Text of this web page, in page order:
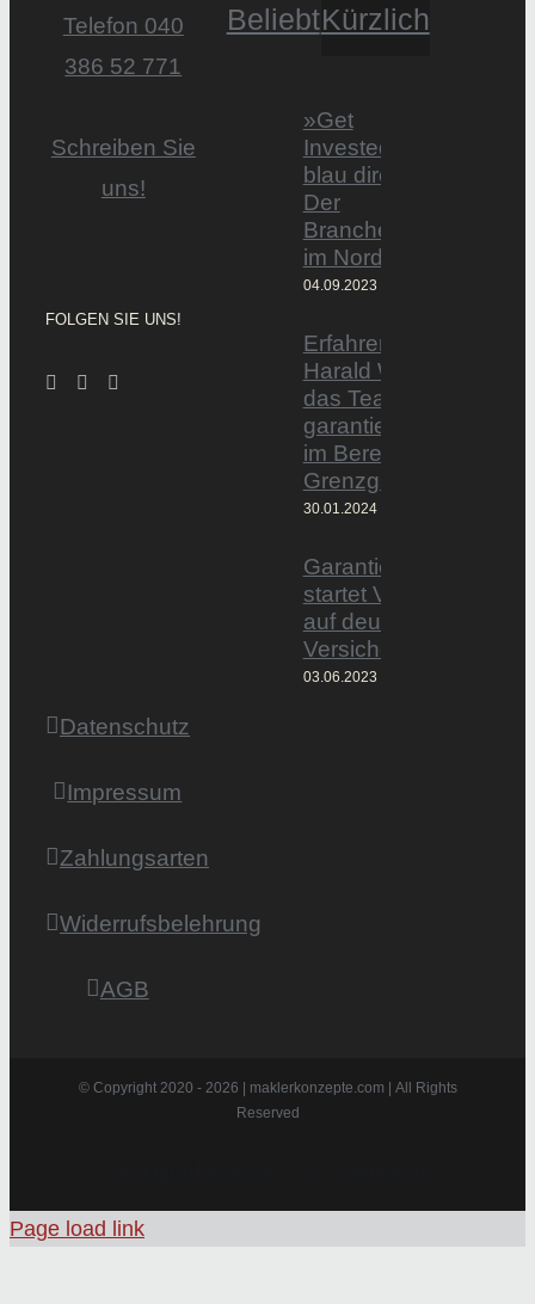
Telefon 040
386 52 771
Schreiben Sie
uns!
FOLGEN SIE UNS!
BeliebtKürzlich
»Get
Invested by
blau direkt«:
Der
Branchentag
im Norden
04.09.2023
Erfahrener Experte
Harald Wesely stärkt
das Team von
garantiertmehrnetto.de
im Bereich
Grenzgänger
30.01.2024
startet
auf deutschem
Versicherungsmarkt
03.06.2023
Datenschutz
Impressum
Zahlungsarten
Widerrufsbelehrung
AGB
© Copyright 2020 - 2026 | maklerkonzepte.com | All Rights
Reserved
Page load link